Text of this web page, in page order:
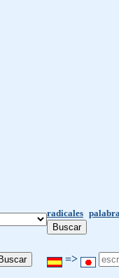
radicales
=>